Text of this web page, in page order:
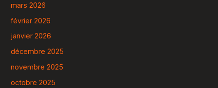
mars 2026
février 2026
janvier 2026
décembre 2025
novembre 2025
octobre 2025